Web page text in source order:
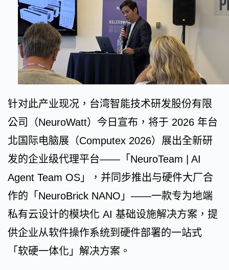
针对此产业现况，台湾智能技术研发股份有限
公司（NeuroWatt）今日宣布，将于 2026 年台
北国际电脑展（Computex 2026）展出全新研
发的企业级代理平台——「NeuroTeam | AI
Agent Team OS」，并同步推出与硬件大厂合
作的「NeuroBrick NANO」——一款专为地端
私有云设计的模块化 AI 基础设施解决方案，提
供企业从软件操作系统到硬件部署的一站式
「软硬一体化」解决方案。